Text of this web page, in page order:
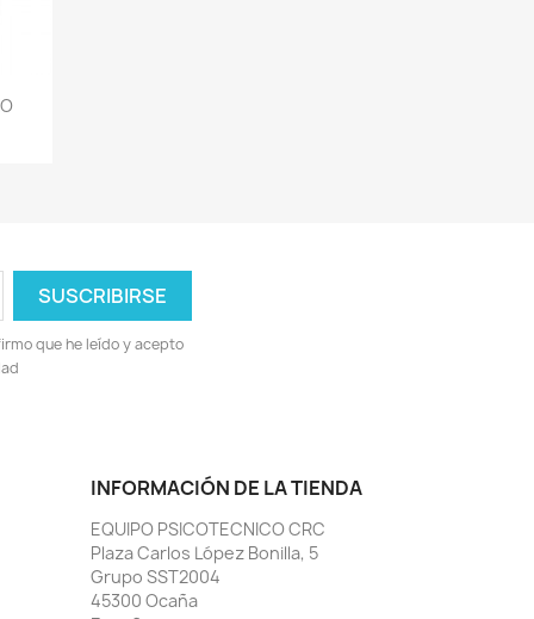
que he leído y acepto
INFORMACIÓN DE LA TIENDA
EQUIPO PSICOTECNICO CRC
Plaza Carlos López Bonilla, 5
Grupo SST2004
45300 Ocaña